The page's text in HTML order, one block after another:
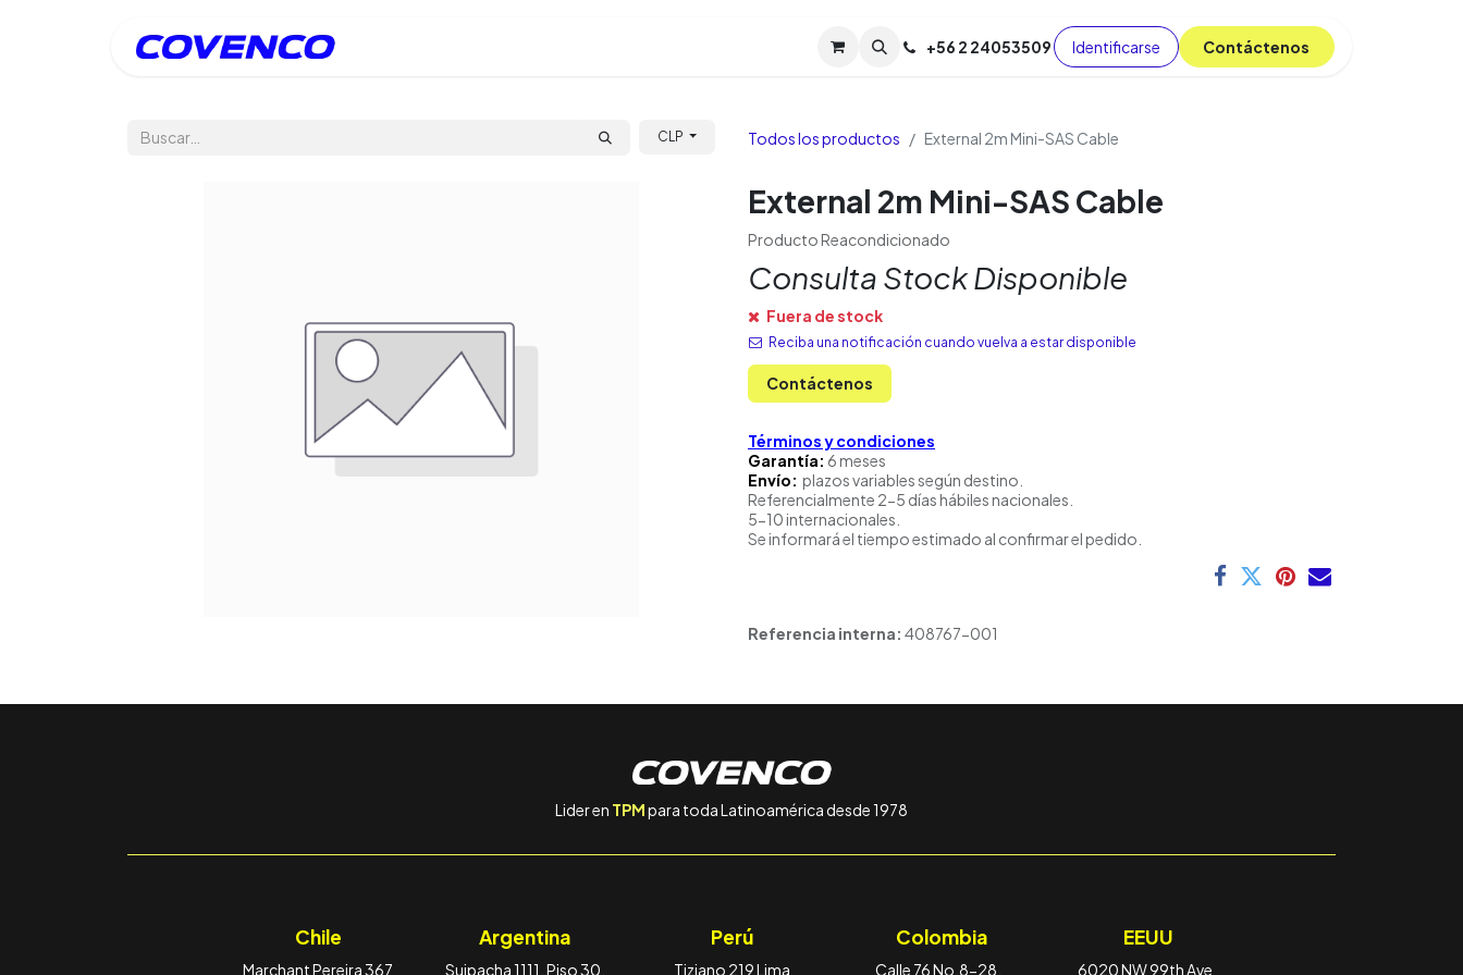
Soporte TPM (CL) Tienda Cursos Blog
+56 2 24053509 Identificarse C​​​​ont​​​​áct​​​​​​en​​​​​​os
CLP Todos los productos External 2m Mini-SAS Cable
External 2m Mini-SAS Cable
Producto Reacondicionado
Consulta Stock Disponible
Fuera de stock
Reciba una notificación cuando vuelva a estar disponible
Contáctenos
Términos y condiciones
Garantía: 6 meses
Envío: plazos variables según destino.
Referencialmente 2-5 días hábiles nacionales.
5-10 internacionales.
Se informará el tiempo estimado al confirmar el pedido.
Referencia interna: 408767-001
Lider en TPMpara toda Latinoamérica desde 1978
Chile
Marchant Pereira 367
Argentina
Suipacha 1111, Piso 30,
Perú
Tiziano 219 Lima
Colombia
Calle 76 No.8-28,
EEUU
6020 NW 99th Ave